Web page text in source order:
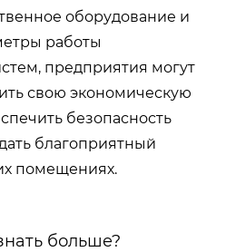
оборудование и
работы
предприятия могут
свою экономическую
безопасность
благоприятный
помещениях.
больше?